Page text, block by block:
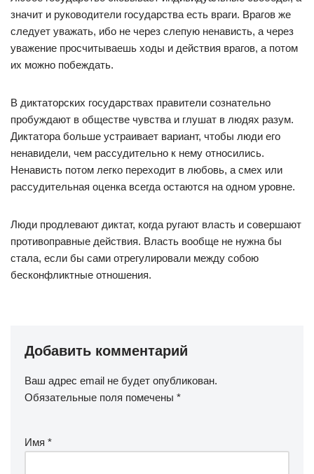
значит и руководители государства есть враги. Врагов же
следует уважать, ибо не через слепую ненависть, а через
уважение просчитываешь ходы и действия врагов, а потом
их можно побеждать.
В диктаторских государствах правители сознательно
пробуждают в обществе чувства и глушат в людях разум.
Диктатора больше устраивает вариант, чтобы люди его
ненавидели, чем рассудительно к нему относились.
Ненависть потом легко переходит в любовь, а смех или
рассудительная оценка всегда остаются на одном уровне.
Люди продлевают диктат, когда ругают власть и совершают
противоправные действия. Власть вообще не нужна бы
стала, если бы сами отрегулировали между собою
бесконфликтные отношения.
Добавить комментарий
Ваш адрес email не будет опубликован.
Обязательные поля помечены *
Имя *